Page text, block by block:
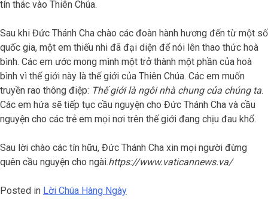
tín thác vào Thiên Chúa.
Sau khi Đức Thánh Cha chào các đoàn hành hương đến từ một số
quốc gia, một em thiếu nhi đã đại diện để nói lên thao thức hoà
bình. Các em ước mong mình một trở thành một phần của hoà
bình vì thế giới này là thế giới của Thiên Chúa. Các em muốn
truyền rao thông điệp: Thế giới là ngôi nhà chung của chúng ta.
Các em hứa sẽ tiếp tục cầu nguyện cho Đức Thánh Cha và cầu
nguyện cho các trẻ em mọi nơi trên thế giới đang chịu đau khổ.
Sau lời chào các tín hữu, Đức Thánh Cha xin mọi người đừng
quên cầu nguyện cho ngài.https://www.vaticannews.va/
Posted in Lời Chúa Hàng Ngày